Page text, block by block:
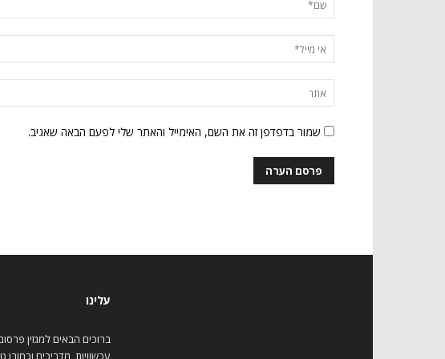
שמור בדפדפן זה את השם, האימייל והאתר שלי לפעם הבאה שאגיב.
עלינו
עכשוויות, מדריכים